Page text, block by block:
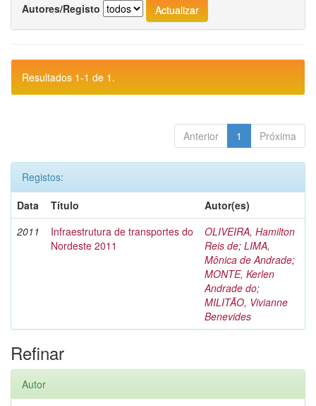
Autores/Registo
Resultados 1-1 de 1.
Anterior 1 Próxima
Registos:
Data
Título
Autor(es)
2011
Infraestrutura de transportes do
Nordeste 2011
OLIVEIRA, Hamilton
Reis de; LIMA,
Mônica de Andrade;
MONTE, Kerlen
Andrade do;
MILITÃO, Vivianne
Benevides
Refinar
Autor